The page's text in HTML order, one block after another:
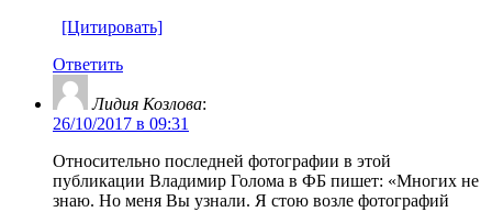
[Цитировать]
Ответить
Лидия Козлова:
26/10/2017 в 09:31
Относительно последней фотографии в этой
публикации Владимир Голома в ФБ пишет: «Многих не
знаю. Но меня Вы узнали. Я стою возле фотографий